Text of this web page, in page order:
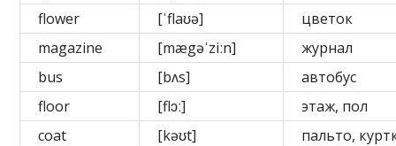
flower
[ˈflaʊə]
цветок
magazine
[mægəˈziːn]
журнал
bus
[bʌs]
автобус
floor
[flɔː]
этаж, пол
coat
[kəʊt]
пальто,